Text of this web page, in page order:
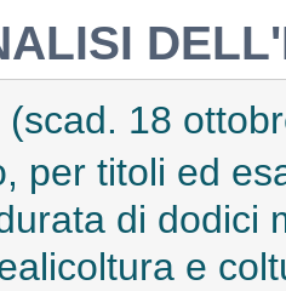
(scad. 18
per titoli ed
di dodici
e